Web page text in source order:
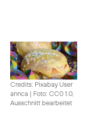
Credits: Pixabay User
annca | Foto: CC0 1.0,
Ausschnitt bearbeitet